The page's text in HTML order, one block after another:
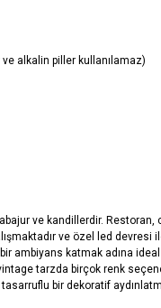
alkalin piller kullanılamaz)
ve kandillerdir.
ve özel led devresi
katmak adına ideal
tarzda birçok renk
bir dekoratif